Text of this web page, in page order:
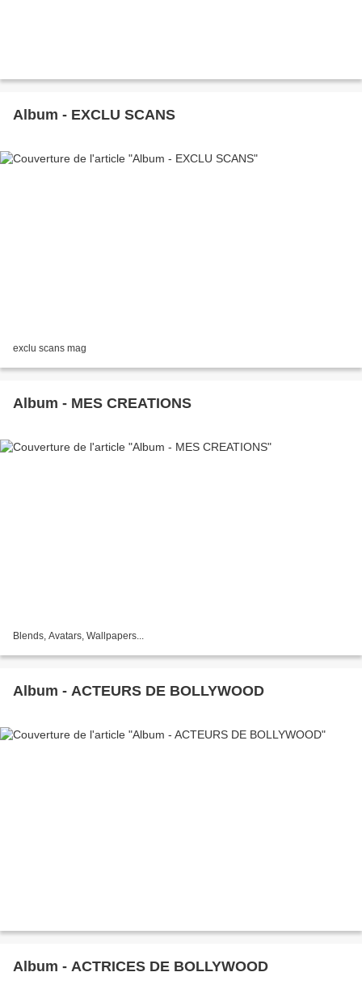
Album - EXCLU SCANS
exclu scans mag
Album - MES CREATIONS
Blends, Avatars, Wallpapers...
Album - ACTEURS DE BOLLYWOOD
Album - ACTRICES DE BOLLYWOOD